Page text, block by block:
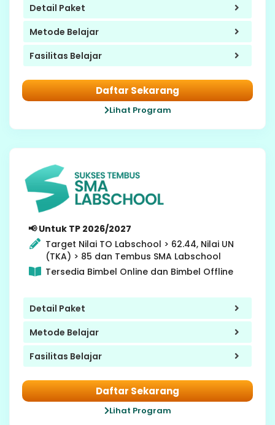
Detail Paket
Metode Belajar
Fasilitas Belajar
Daftar Sekarang
Lihat Program
📢 Untuk TP 2026/2027
Target Nilai TO Labschool > 62.44, Nilai UN
(TKA) > 85 dan Tembus SMA Labschool
Tersedia Bimbel Online dan Bimbel Offline
Detail Paket
Metode Belajar
Fasilitas Belajar
Daftar Sekarang
Lihat Program